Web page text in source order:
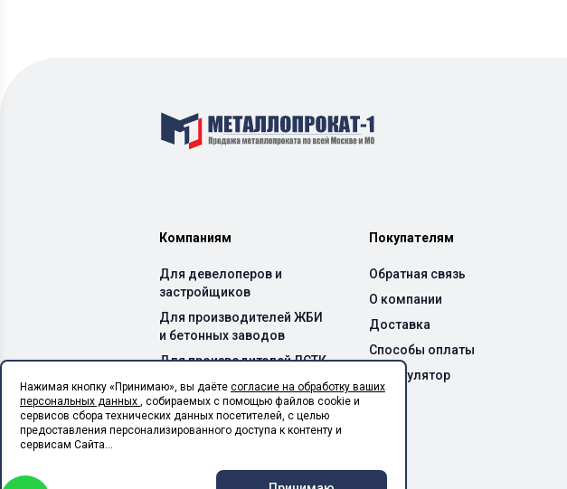
Компаниям
Для девелоперов и
застройщиков
Для производителей ЖБИ
и бетонных заводов
Для производителей ЛСТК
Для монтажных
организаций
Для сельхоз предприятий
Покупателям
Обратная связь
О компании
Доставка
Способы оплаты
Калькулятор
Нажимая кнопку «Принимаю», вы даёте согласие на обработку ваших
персональных данных , собираемых с помощью файлов cookie и
сервисов сбора технических данных посетителей, с целью
предоставления персонализированного доступа к контенту и
сервисам Сайта...